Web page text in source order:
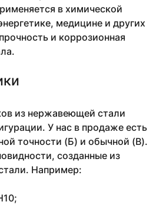
в химической
медицине и других
и коррозионная
из нержавеющей стали
У нас в продаже есть
точности (Б) и обычной (В).
созданные из
Например: